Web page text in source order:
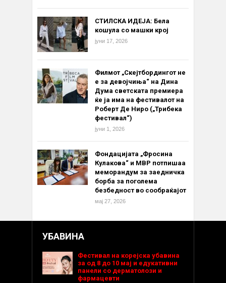
СТИЛСКА ИДЕЈА: Бела
кошула со машки крој
јуни 17, 2026
Филмот „Скејтбордингот не
е за девојчиња“ на Дина
Дума светската премиера
ќе ја има на фестивалот на
Роберт Де Ниро („Трибека
фестивал“)
јуни 1, 2026
Фондацијата „Фросина
Кулакова“ и МВР потпишаа
меморандум за заедничка
борба за поголема
безбедност во сообраќајот
мај 27, 2026
УБАВИНА
Фестивал на корејска убавина
за од 8 до 10 мај и едукативни
панели со дерматолози и
фармацевти